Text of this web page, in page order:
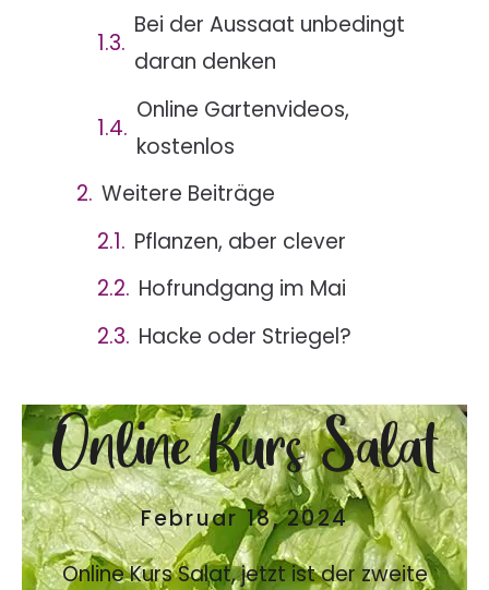
Online Kurs Salat
Februar 18, 2024
Online Kurs Salat, jetzt ist der zweite
Bei der Aussaat unbedingt
daran denken
Online Gartenvideos,
kostenlos
Weitere Beiträge
Pflanzen, aber clever
Hofrundgang im Mai
Hacke oder Striegel?